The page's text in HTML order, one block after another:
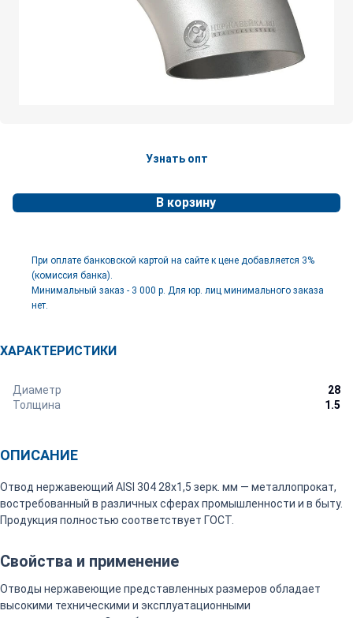
Узнать опт
В корзину
При оплате банковской картой на сайте к цене добавляется 3%
(комиссия банка).
Минимальный заказ - 3 000 р. Для юр. лиц минимального заказа
нет.
ХАРАКТЕРИСТИКИ
Диаметр
28
Толщина
1.5
ОПИСАНИЕ
Отвод нержавеющий AISI 304 28х1,5 зерк. мм — металлопрокат,
востребованный в различных сферах промышленности и в быту.
Продукция полностью соответствует ГОСТ.
Свойства и применение
Отводы нержавеющие представленных размеров обладает
высокими техническими и эксплуатационными